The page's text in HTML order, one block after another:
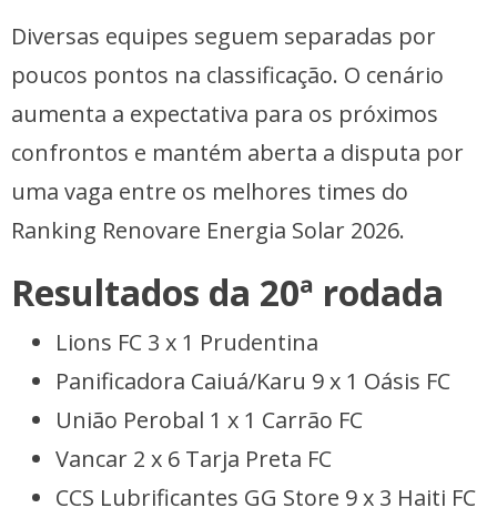
Diversas equipes seguem separadas por
poucos pontos na classificação. O cenário
aumenta a expectativa para os próximos
confrontos e mantém aberta a disputa por
uma vaga entre os melhores times do
Ranking Renovare Energia Solar 2026.
Resultados da 20ª rodada
Lions FC 3 x 1 Prudentina
Panificadora Caiuá/Karu 9 x 1 Oásis FC
União Perobal 1 x 1 Carrão FC
Vancar 2 x 6 Tarja Preta FC
CCS Lubrificantes GG Store 9 x 3 Haiti FC